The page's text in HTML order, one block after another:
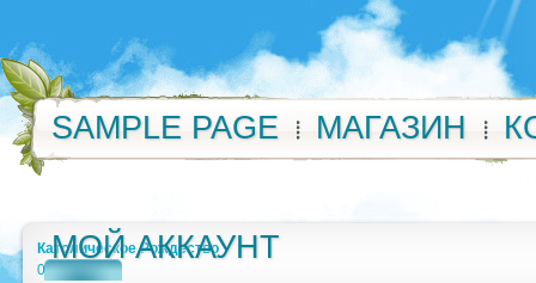
SAMPLE PAGE МАГАЗИН
МОЙ АККАУНТ
Католическое Рождество
0